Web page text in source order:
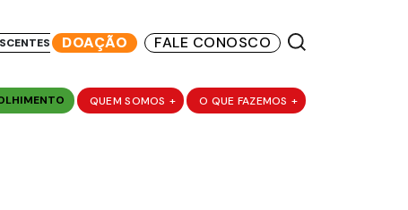
DOAÇÃO FALE CONOSCO
QUEM SOMOS + O QUE FAZEMOS +